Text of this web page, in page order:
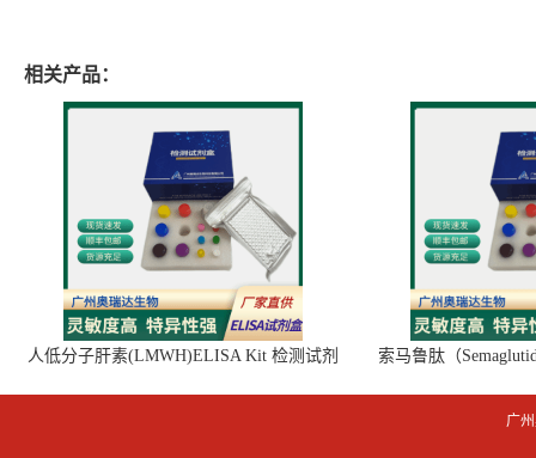
相关产品：
人低分子肝素(LMWH)ELISA Kit 检测试剂
索马鲁肽（
广